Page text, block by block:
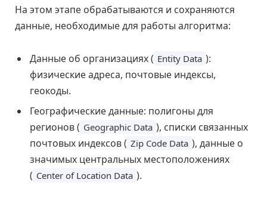
На этом этапе обрабатываются и сохраняются
данные, необходимые для работы алгоритма:
Данные об организациях ( Entity Data ):
физические адреса, почтовые индексы,
геокоды.
Географические данные: полигоны для
регионов ( Geographic Data ), списки связанных
почтовых индексов ( Zip Code Data ), данные о
значимых центральных местоположениях
( Center of Location Data ).